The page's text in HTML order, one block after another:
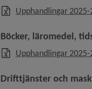
Upphandlingar
Böcker, läromedel,
Upphandlingar
Drifttjänster och